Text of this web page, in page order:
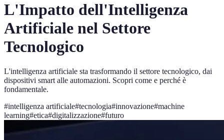
L'Impatto dell'Intelligenza
Artificiale nel Settore
Tecnologico
L'intelligenza artificiale sta trasformando il settore tecnologico, dai
dispositivi smart alle automazioni. Scopri come e perché è
fondamentale.
#intelligenza artificiale#tecnologia#innovazione#machine
learning#etica#digitalizzazione#futuro